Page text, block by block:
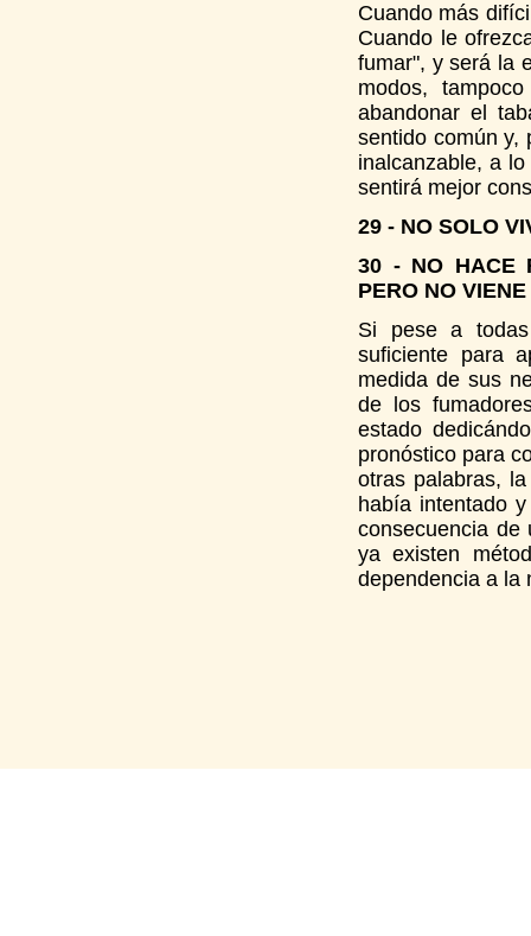
Cuando más
Cuando le
fumar", y será la
modos,
abandonar el
sentido común y,
inalcanzable, a
sentirá mejor
29 - NO SOLO
30 - NO HACE
PERO NO
Si pese a
suficiente para
medida de sus
de los
estado
pronóstico para
otras palabras,
había intentado
consecuencia
ya existen
dependencia a la